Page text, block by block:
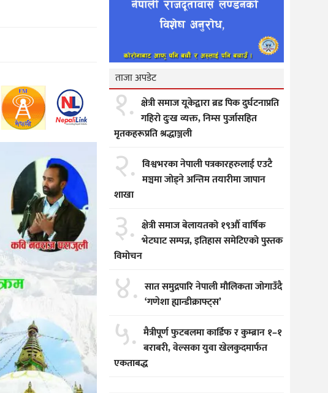
ताजा अपडेट
१. क्षेत्री समाज यूकेद्वारा ब्रड पिक दुर्घटनाप्रति
गहिरो दुःख व्यक्त, निम्स पुर्जासहित
मृतकहरूप्रति श्रद्धाञ्जली
२. विश्वभरका नेपाली पत्रकारहरुलाई एउटै
मञ्चमा जोड्ने अन्तिम तयारीमा जापान
शाखा
३. क्षेत्री समाज बेलायतको १९औँ वार्षिक
भेटघाट सम्पन्न, इतिहास समेटिएको पुस्तक
विमोचन
४. सात समुद्रपारि नेपाली मौलिकता जोगाउँदै
‘गणेशा ह्यान्डीक्राफ्ट्स’
५. मैत्रीपूर्ण फुटबलमा कार्डिफ र कुम्ब्रान १–१
बराबरी, वेल्सका युवा खेलकुदमार्फत
एकताबद्ध